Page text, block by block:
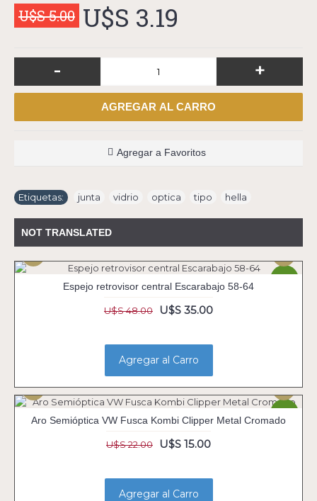
U$S 5.00 U$S 3.19
- +
AGREGAR AL CARRO
Agregar a Favoritos
Etiquetas: junta vidrio optica tipo hella
NOT TRANSLATED
Espejo retrovisor central Escarabajo 58-64
U$S 48.00 U$S 35.00
Agregar al Carro
Aro Semióptica VW Fusca Kombi Clipper Metal Cromado
U$S 22.00 U$S 15.00
Agregar al Carro